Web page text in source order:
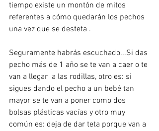
tiempo existe un montón de mitos
referentes a cómo quedarán los pechos
una vez que se desteta .
Seguramente habrás escuchado...Si das
pecho más de 1 año se te van a caer o te
van a llegar  a las rodillas, otro es: si
sigues dando el pecho a un bebé tan
mayor se te van a poner como dos
bolsas plásticas vacías y otro muy
común es: deja de dar teta porque van a